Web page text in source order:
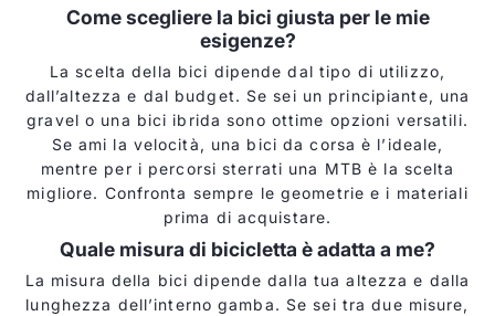
Come scegliere la bici giusta per le mie
esigenze?
La scelta della bici dipende dal tipo di utilizzo,
dall’altezza e dal budget. Se sei un principiante, una
gravel o una bici ibrida sono ottime opzioni versatili.
Se ami la velocità, una bici da corsa è l’ideale,
mentre per i percorsi sterrati una MTB è la scelta
migliore. Confronta sempre le geometrie e i materiali
prima di acquistare.
Quale misura di bicicletta è adatta a me?
La misura della bici dipende dalla tua altezza e dalla
lunghezza dell’interno gamba. Se sei tra due misure,